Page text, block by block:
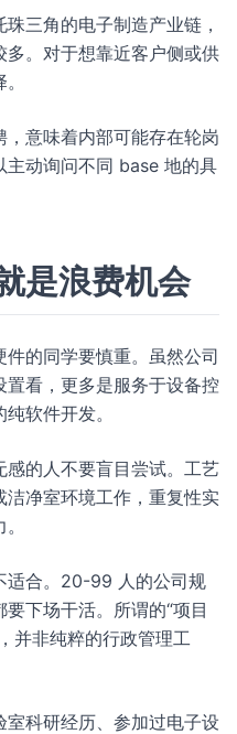
三角的电子制造产业链，
。对于想靠近客户侧或供
意味着内部可能存在轮岗
主动询问不同 base 地的具
是浪费机会
的同学要慎重。虽然公司
看，更多是服务于设备控
软件开发。
的人不要盲目尝试。工艺
净室环境工作，重复性实
适合。20-99 人的公司规
下场干活。所谓的“项目
并非纯粹的行政管理工
科研经历、参加过电子设